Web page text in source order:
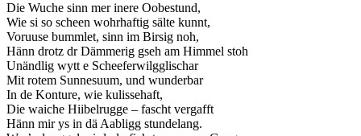
Die Wuche sinn mer inere Oobestund,
Wie si so scheen wohrhaftig sälte kunnt,
Voruuse bummlet, sinn im Birsig noh,
Hänn drotz dr Dämmerig gseh am Himmel stoh
Unändlig wytt e Scheeferwilgglischar
Mit rotem Sunnesuum, und wunderbar
In de Konture, wie kulissehaft,
Die waiche Hiibelrugge – fascht vergafft
Hänn mir ys in dä Aabligg stundelang.